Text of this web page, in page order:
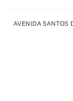
AVENIDA SANTOS